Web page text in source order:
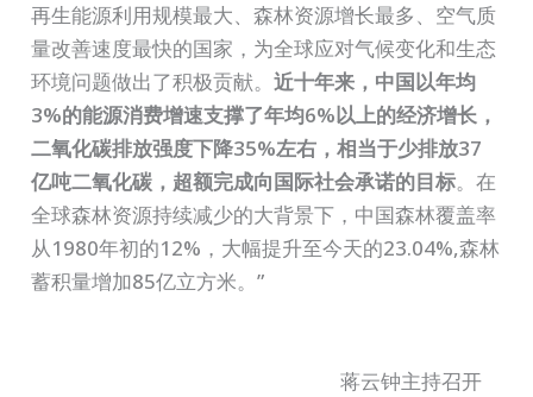
再生能源利用规模最大、森林资源增长最多、空气质
量改善速度最快的国家，为全球应对气候变化和生态
环境问题做出了积极贡献。近十年来，中国以年均
3%的能源消费增速支撑了年均6%以上的经济增长，
二氧化碳排放强度下降35%左右，相当于少排放37
亿吨二氧化碳，超额完成向国际社会承诺的目标。在
全球森林资源持续减少的大背景下，中国森林覆盖率
从1980年初的12%，大幅提升至今天的23.04%,森林
蓄积量增加85亿立方米。”
蒋云钟主持召开